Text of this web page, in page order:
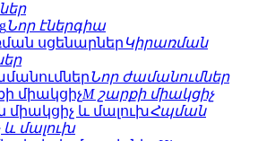
Նոր էներգիա
Կիրառման
Նոր ժամանումներ
M շարքի միակցիչ
Հպման
և մալուխ